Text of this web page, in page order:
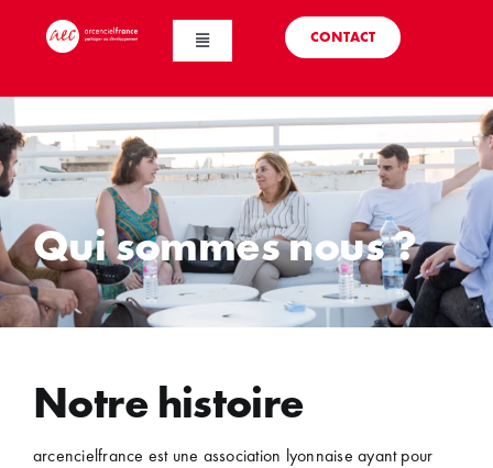
Toggle
Qui sommes nous
Action internationale
Action locale
Partenaires
Actualités
CONTACT
Qui sommes nous ?
Notre histoire
arcencielfrance est une association lyonnaise ayant pour